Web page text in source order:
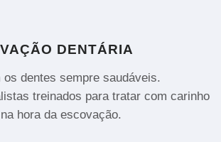
DENTÁRIA
os dentes sempre saudáveis.
treinados para tratar com carinho
hora da escovação.